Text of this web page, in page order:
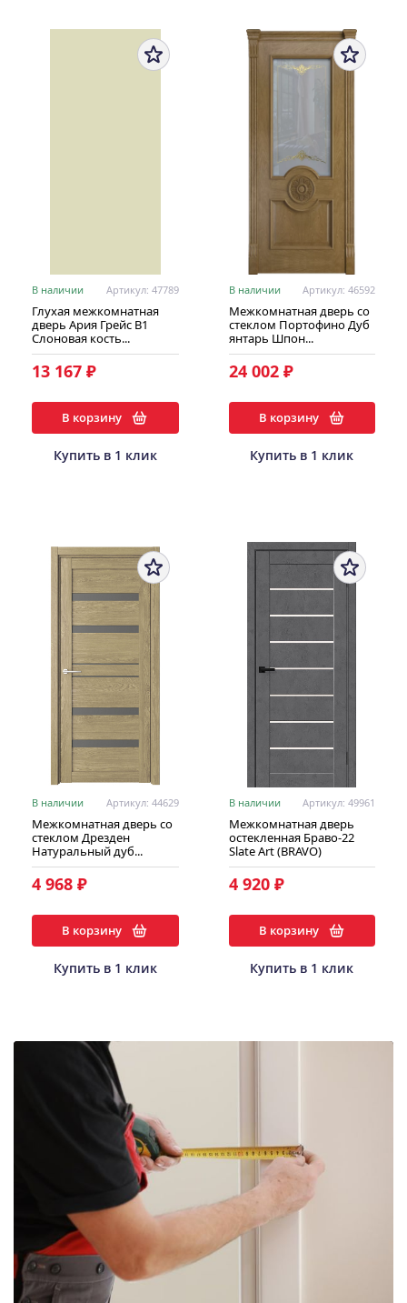
В наличии Артикул: 47789
Глухая межкомнатная
дверь Ария Грейс В1
Слоновая кость...
13 167 ₽
В корзину
Купить в 1 клик
В наличии Артикул: 46592
Межкомнатная дверь со
стеклом Портофино Дуб
янтарь Шпон...
24 002 ₽
В корзину
Купить в 1 клик
В наличии Артикул: 44629
Межкомнатная дверь со
стеклом Дрезден
Натуральный дуб...
4 968 ₽
В корзину
Купить в 1 клик
В наличии Артикул: 49961
Межкомнатная дверь
остекленная Браво-22
Slate Art (BRAVO)
4 920 ₽
В корзину
Купить в 1 клик